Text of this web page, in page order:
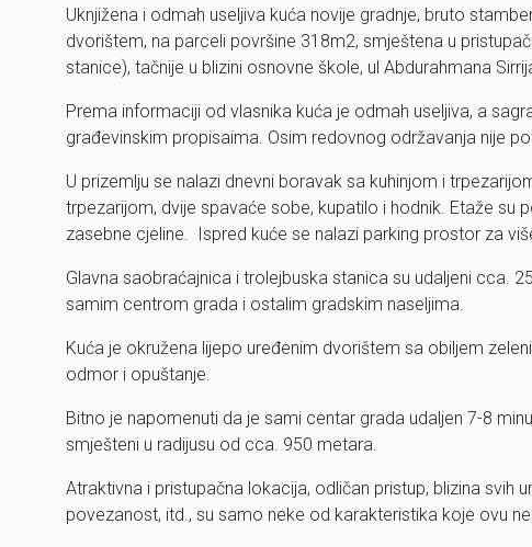
Uknjižena i odmah useljiva kuća novije gradnje, bruto
dvorištem, na parceli površine 318m2, smještena u
stanice), tačnije u blizini osnovne škole, ul Abdurahmana
Prema informaciji od vlasnika kuća je odmah useljiva, a
građevinskim propisaima. Osim redovnog održavanja nije
U prizemlju se nalazi dnevni boravak sa kuhinjom i
trpezarijom, dvije spavaće sobe, kupatilo i hodnik. Etaže
zasebne cjeline. Ispred kuće se nalazi parking prostor za
Glavna saobraćajnica i trolejbuska stanica su udaljeni cca.
samim centrom grada i ostalim gradskim naseljima.
Kuća je okružena lijepo uređenim dvorištem sa obiljem
odmor i opuštanje.
Bitno je napomenuti da je sami centar grada udaljen 7-8
smješteni u radijusu od cca. 950 metara.
Atraktivna i pristupačna lokacija, odličan pristup, blizina svih
povezanost, itd., su samo neke od karakteristika koje ovu